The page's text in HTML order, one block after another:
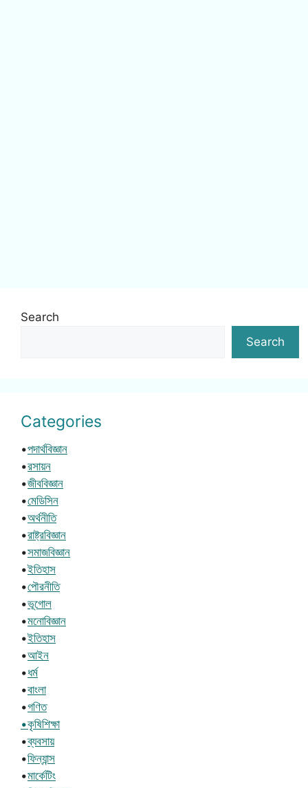
Search
Search
Categories
•পদার্থবিজ্ঞান
•রসায়ন
•জীববিজ্ঞান
•মেডিসিন
•অর্থনীতি
•রাষ্ট্রবিজ্ঞান
•সমাজবিজ্ঞান
•ইতিহাস
•পৌরনীতি
•ভূগোল
•মনোবিজ্ঞান
•ইতিহাস
•আইন
•ধর্ম
•বাংলা
•গণিত
•কৃষিশিক্ষা
•ব্যবসায়
•ফিন্যান্স
•মার্কেটিং